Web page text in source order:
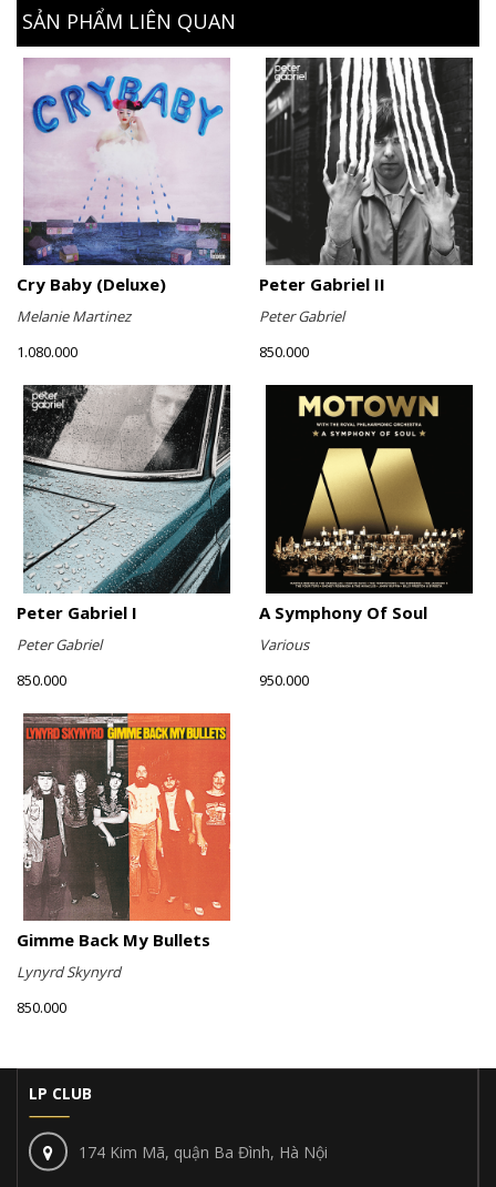
SẢN PHẨM LIÊN QUAN
Cry Baby (Deluxe)
Melanie Martinez
1.080.000
Peter Gabriel II
Peter Gabriel
850.000
Peter Gabriel I
Peter Gabriel
850.000
A Symphony Of Soul
Various
950.000
Gimme Back My Bullets
Lynyrd Skynyrd
850.000
LP CLUB
174 Kim Mã, quận Ba Đình, Hà Nội